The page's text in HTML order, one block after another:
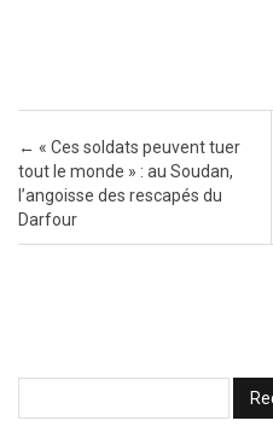
Post navigation
← « Ces soldats peuvent tuer
tout le monde » : au Soudan,
l’angoisse des rescapés du
Darfour